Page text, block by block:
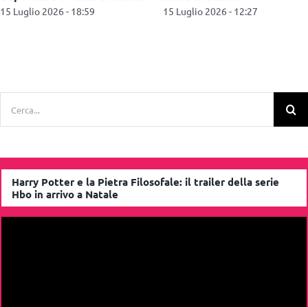
6 Luglio 2026 - 13:14
settore nel 2025, dopo un
2024 da record
Cerca
Harry Potter e la Pietra Filosofale: il trailer della serie
Hbo in arrivo a Natale